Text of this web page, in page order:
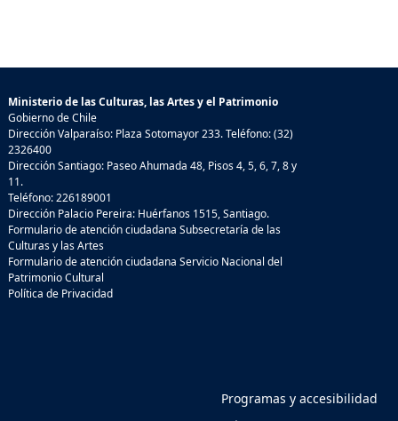
Ministerio de las Culturas, las Artes y el Patrimonio
Gobierno de Chile
Dirección Valparaíso: Plaza Sotomayor 233. Teléfono: (32)
2326400
Dirección Santiago: Paseo Ahumada 48, Pisos 4, 5, 6, 7, 8 y
11.
Teléfono: 226189001
Dirección Palacio Pereira: Huérfanos 1515, Santiago.
Formulario de atención ciudadana Subsecretaría de las
Culturas y las Artes
Formulario de atención ciudadana Servicio Nacional del
Patrimonio Cultural
Política de Privacidad
Programas y accesibilidad